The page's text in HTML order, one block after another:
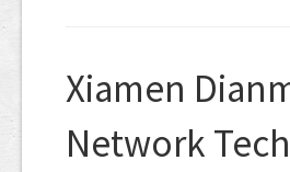
Xiamen
Network